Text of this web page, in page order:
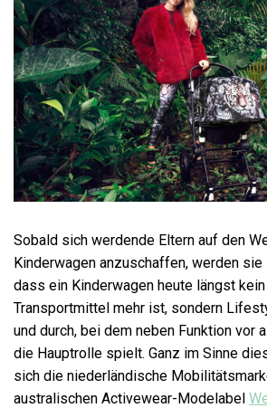
Sobald sich werdende Eltern auf den
Kinderwagen anzuschaffen, werden
dass ein Kinderwagen heute längst
Transportmittel mehr ist, sondern
und durch, bei dem neben Funktion vor
die Hauptrolle spielt. Ganz im Sinne
sich die niederländische
australischen Activewear-Modelabel